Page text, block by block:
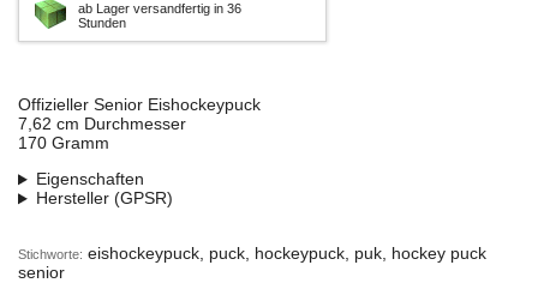
ab Lager versandfertig in 36
Stunden
Offizieller Senior Eishockeypuck
7,62 cm Durchmesser
170 Gramm
Eigenschaften
Hersteller (GPSR)
Stichworte: eishockeypuck, puck, hockeypuck, puk, hockey puck
senior